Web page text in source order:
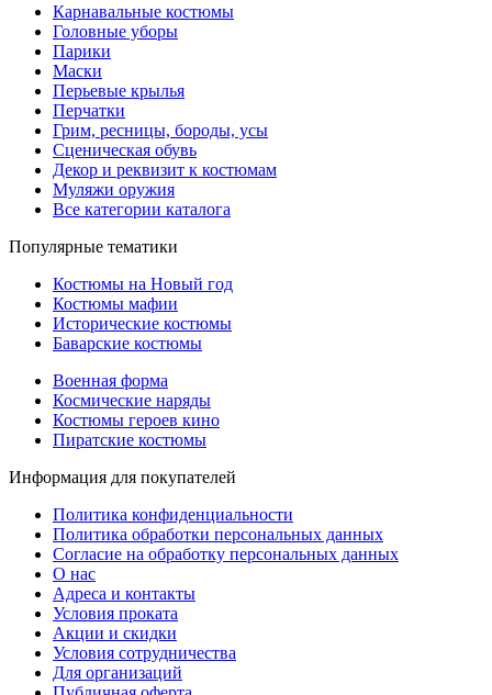
Карнавальные костюмы
Головные уборы
Парики
Маски
Перьевые крылья
Перчатки
Грим, ресницы, бороды, усы
Сценическая обувь
Декор и реквизит к костюмам
Муляжи оружия
Все категории каталога
Популярные тематики
Костюмы на Новый год
Костюмы мафии
Исторические костюмы
Баварские костюмы
Военная форма
Космические наряды
Костюмы героев кино
Пиратские костюмы
Информация для покупателей
Политика конфиденциальности
Политика обработки персональных данных
Согласие на обработку персональных данных
О нас
Адреса и контакты
Условия проката
Акции и скидки
Условия сотрудничества
Для организаций